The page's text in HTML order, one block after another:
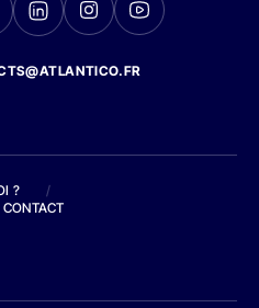
?
/
CONTACT